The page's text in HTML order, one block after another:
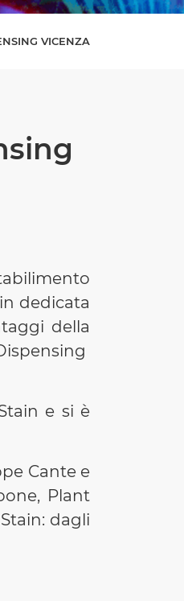
VICENZA
dedicata
della
e si è
Cante e
Plant
dagli